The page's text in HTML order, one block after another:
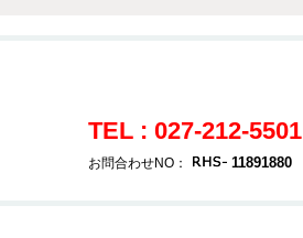
TEL : 027-212-5501
お問合わせNO： 11891880